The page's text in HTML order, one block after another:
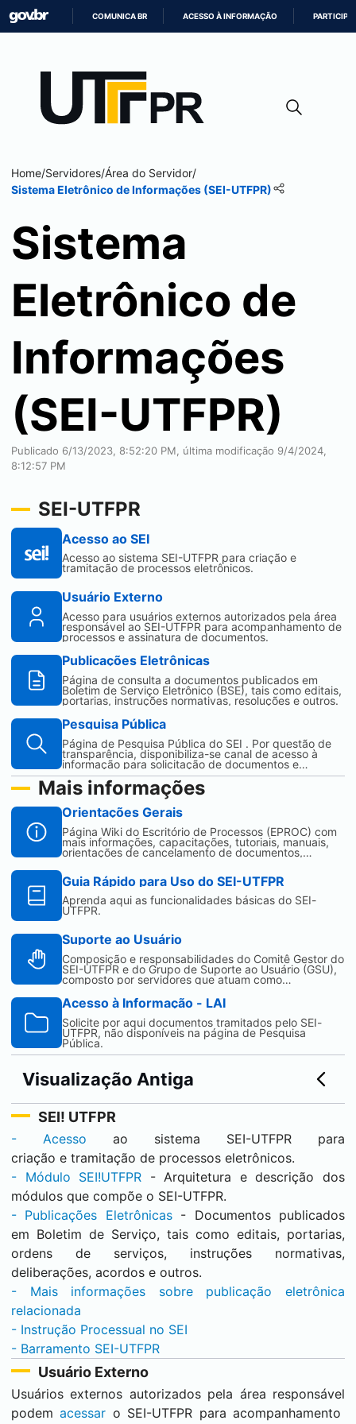
CONTEÚDO
COMUNICA BR ACESSO À INFORMAÇÃO PARTICIPE
Home/Servidores/Área do Servidor/
Sistema Eletrônico de Informações (SEI-UTFPR)
Sistema
Eletrônico de
Informações
(SEI-UTFPR)
Publicado 6/13/2023, 8:52:20 PM, última modificação 9/4/2024,
8:12:57 PM
SEI-UTFPR
Acesso ao SEI
Acesso ao sistema SEI-UTFPR para criação e
tramitação de processos eletrônicos.
Usuário Externo
Acesso para usuários externos autorizados pela área
responsável ao SEI-UTFPR para acompanhamento de
processos e assinatura de documentos.
Publicações Eletrônicas
Página de consulta a documentos publicados em
Boletim de Serviço Eletrônico (BSE), tais como editais,
portarias, instruções normativas, resoluções e outros.
Pesquisa Pública
Página de Pesquisa Pública do SEI . Por questão de
transparência, disponibiliza-se canal de acesso à
informação para solicitação de documentos e
processos tramitados peloSEI-UTFPR.
Mais informações
Orientações Gerais
Página Wiki do Escritório de Processos (EPROC) com
mais informações, capacitações, tutoriais, manuais,
orientações de cancelamento de documentos,
afins.
Guia Rápido para Uso do SEI-UTFPR
Aprenda aqui as funcionalidades básicas do SEI-
UTFPR.
Suporte ao Usuário
Composição e responsabilidades do Comitê Gestor do
SEI-UTFPR e do Grupo de Suporte ao Usuário (GSU),
composto por servidores que atuam como
Acesso à Informação - LAI
Solicite por aqui documentos tramitados pelo SEI-
UTFPR, não disponíveis na página de Pesquisa
Pública.
Visualização Antiga
SEI! UTFPR
- Acesso ao sistema SEI-UTFPR para
criação e tramitação de processos eletrônicos.
- Módulo SEI!UTFPR - Arquitetura e descrição dos
módulos que compõe o SEI-UTFPR.
- Publicações Eletrônicas- Documentos publicados
em Boletim de Serviço, tais como editais, portarias,
ordens de serviços, instruções normativas,
deliberações, acordos e outros.
- Mais informações sobre publicação eletrônica
relacionada
- Instrução Processual no SEI
- Barramento SEI-UTFPR
Usuário Externo
Usuários externos autorizados pela área responsável
podemacessar o SEI-UTFPR para acompanhamento